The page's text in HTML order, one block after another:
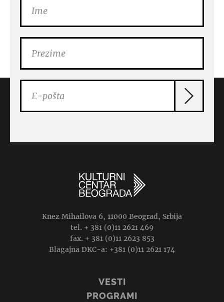
Knez Mihailova 6, 11000 Beograd, Srbija
tel. + 381 (0)11 2621 469
fax. + 381 (0)11 2623 853
Blagajna DKC-a: +381 (0)11 2621 174
VESTI
PROGRAMI